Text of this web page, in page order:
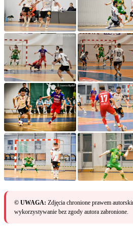
© UWAGA: Zdjęcia chronione prawem
wykorzystywanie bez zgody autora zabronione.